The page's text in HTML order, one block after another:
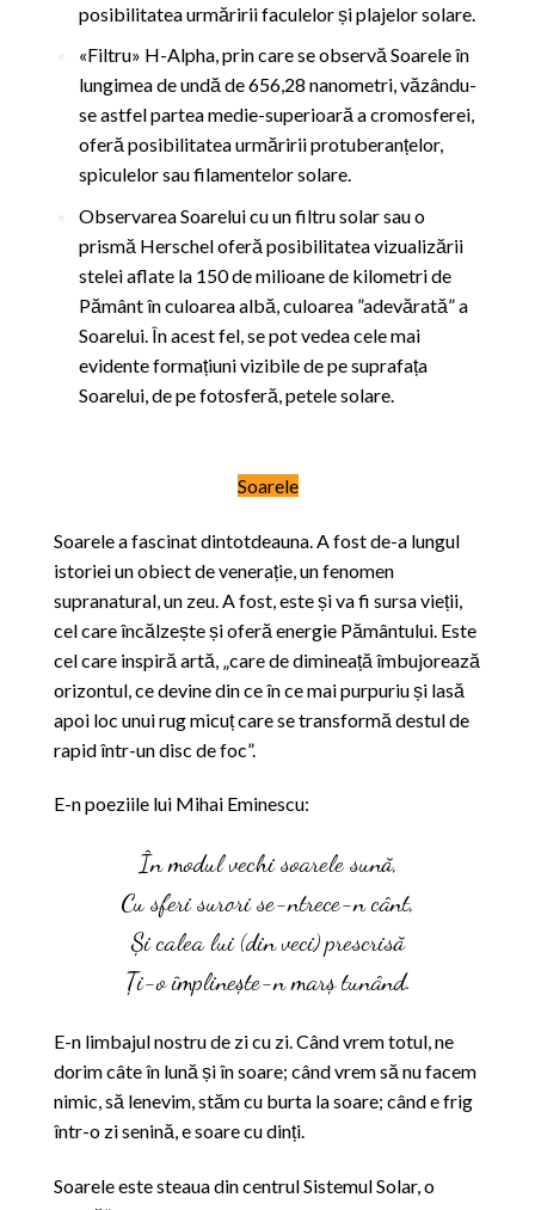
posibilitatea urmăririi faculelor și plajelor solare.
«Filtru» H-Alpha, prin care se observă Soarele în
lungimea de undă de 656,28 nanometri, văzându-
se astfel partea medie-superioară a cromosferei,
oferă posibilitatea urmăririi protuberanțelor,
spiculelor sau filamentelor solare.
Observarea Soarelui cu un filtru solar sau o
prismă Herschel oferă posibilitatea vizualizării
stelei aflate la 150 de milioane de kilometri de
Pământ în culoarea albă, culoarea ”adevărată” a
Soarelui. În acest fel, se pot vedea cele mai
evidente formațiuni vizibile de pe suprafața
Soarelui, de pe fotosferă, petele solare.
Soarele
Soarele a fascinat dintotdeauna. A fost de-a lungul
istoriei un obiect de venerație, un fenomen
supranatural, un zeu. A fost, este și va fi sursa vieții,
cel care încălzește și oferă energie Pământului. Este
cel care inspiră artă, „care de dimineață îmbujorează
orizontul, ce devine din ce în ce mai purpuriu și lasă
apoi loc unui rug micuț care se transformă destul de
rapid într-un disc de foc”.
E-n poeziile lui Mihai Eminescu:
În modul vechi soarele sună,
Cu sferi surori se-ntrece-n cânt,
Și calea lui (din veci) prescrisă
Ți-o împlinește-n marș tunând.
E-n limbajul nostru de zi cu zi. Când vrem totul, ne
dorim câte în lună și în soare; când vrem să nu facem
nimic, să lenevim, stăm cu burta la soare; când e frig
într-o zi senină, e soare cu dinți.
Soarele este steaua din centrul Sistemul Solar, o